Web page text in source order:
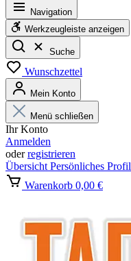
Navigation
Werkzeugleiste anzeigen
Suche
Wunschzettel
Mein Konto
Menü schließen
Ihr Konto
Anmelden
oderregistrieren
Übersicht Persönliches Profil
Warenkorb 0,00 €